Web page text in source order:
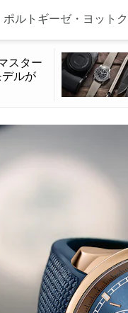
ルトギーゼ・ヨット
スター
ルが